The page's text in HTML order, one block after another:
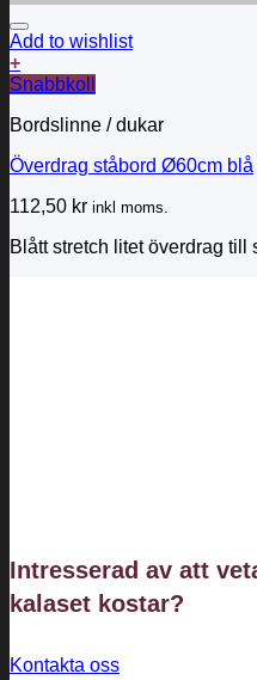
Add to wishlist
+
Snabbkoll
Bordslinne / dukar
Överdrag ståbord Ø60cm blå
112,50 kr inkl moms.
Blått stretch litet överdrag till
Intresserad av att
kalaset kostar?
Kontakta oss